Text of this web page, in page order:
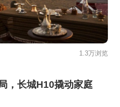
1.3万浏览
，长城H10撬动家庭